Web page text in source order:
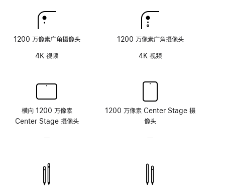
玻
面
1200 万像素广角摄像头
4K 视频
横向 1200 万像素
Center Stage 摄像头
—
玻
面
1200 万像素广角摄像头
4K 视频
1200 万像素 Center Stage 摄
像头
—